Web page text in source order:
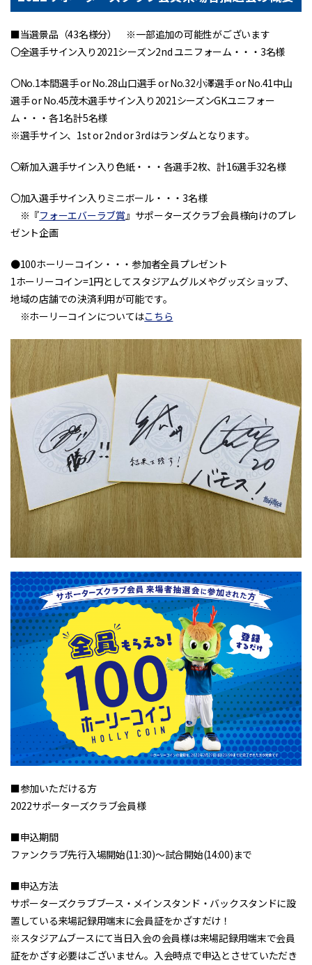
■当選景品（43名様分） ※一部追加の可能性がございます
〇全選手サイン入り2021シーズン2nd ユニフォーム・・・3名様
〇No.1本間選手 or No.28山口選手 or No.32小澤選手 or No.41中山
選手 or No.45茂木選手サイン入り2021シーズンGKユニフォー
ム・・・各1名計5名様
※選手サイン、1st or 2nd or 3rdはランダムとなります。
〇新加入選手サイン入り色紙・・・各選手2枚、計16選手32名様
〇加入選手サイン入りミニボール・・・3名様
※『フォーエバーラブ賞』サポーターズクラブ会員様向けのプレ
ゼント企画
●100ホーリーコイン・・・参加者全員プレゼント
1ホーリーコイン=1円としてスタジアムグルメやグッズショップ、
地域の店舗での決済利用が可能です。
※ホーリーコインについてはこちら
■参加いただける方
2022サポーターズクラブ会員様
■申込期間
ファンクラブ先行入場開始(11:30)～試合開始(14:00)まで
■申込方法
サポーターズクラブブース・メインスタンド・バックスタンドに設
置している来場記録用端末に会員証をかざすだけ！
※スタジアムブースにて当日入会の会員様は来場記録用端末で会員
証をかざす必要はございません。入会時点で申込とさせていただき